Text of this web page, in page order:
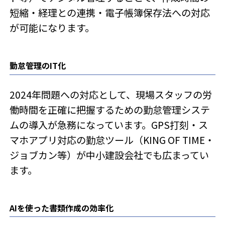
短縮・経理との連携・電子帳簿保存法への対応
が可能になります。
勤怠管理のIT化
2024年問題への対応として、現場スタッフの労
働時間を正確に把握するための勤怠管理システ
ムの導入が急務になっています。GPS打刻・ス
マホアプリ対応の勤怠ツール（KING OF TIME・
ジョブカン等）が中小建設会社でも広まってい
ます。
AIを使った書類作成の効率化